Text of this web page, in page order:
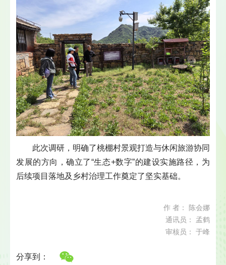
此次调研，明确了桃棚村景观打造与休闲旅游协同
发展的方向，确立了“生态+数字”的建设实施路径，为
后续项目落地及乡村治理工作奠定了坚实基础。
作 者： 陈会娜
通讯员： 孟鹤
审核员： 于峰
分享到：